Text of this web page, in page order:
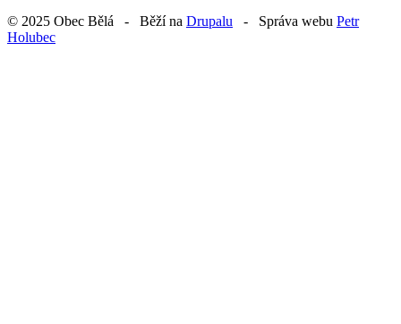
© 2025 Obec Bělá - Běží na Drupalu - Správa webu Petr
Holubec